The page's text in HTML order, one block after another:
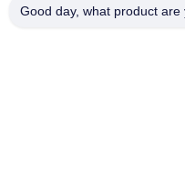
Good day, what product